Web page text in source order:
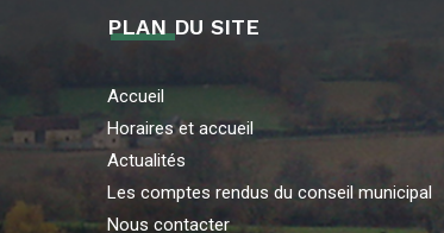
PLAN DU SITE
Accueil
Horaires et accueil
Actualités
Les comptes rendus du conseil municipal
Nous contacter